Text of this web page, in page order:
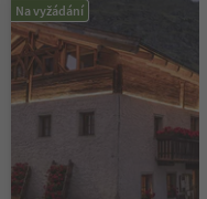
Na vyžádání